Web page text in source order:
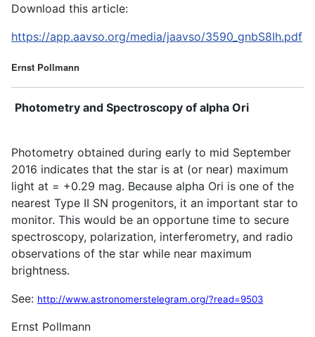
Download this article:
https://app.aavso.org/media/jaavso/3590_gnbS8Ih.pdf
Ernst Pollmann
Photometry and Spectroscopy of alpha Ori
Photometry obtained during early to mid September
2016 indicates that the star is at (or near) maximum
light at = +0.29 mag. Because alpha Ori is one of the
nearest Type II SN progenitors, it an important star to
monitor. This would be an opportune time to secure
spectroscopy, polarization, interferometry, and radio
observations of the star while near maximum
brightness.
See: http://www.astronomerstelegram.org/?read=9503
Ernst Pollmann